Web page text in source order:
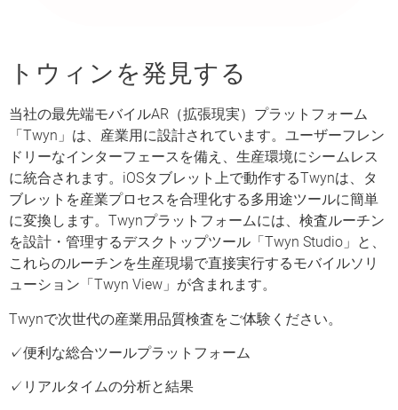
トウィンを発見する
当社の最先端モバイルAR（拡張現実）プラットフォーム
「Twyn」は、産業用に設計されています。ユーザーフレン
ドリーなインターフェースを備え、生産環境にシームレス
に統合されます。iOSタブレット上で動作するTwynは、タ
ブレットを産業プロセスを合理化する多用途ツールに簡単
に変換します。Twynプラットフォームには、検査ルーチン
を設計・管理するデスクトップツール「Twyn Studio」と、
これらのルーチンを生産現場で直接実行するモバイルソリ
ューション「Twyn View」が含まれます。
Twynで次世代の産業用品質検査をご体験ください。
✓便利な総合ツールプラットフォーム
✓リアルタイムの分析と結果